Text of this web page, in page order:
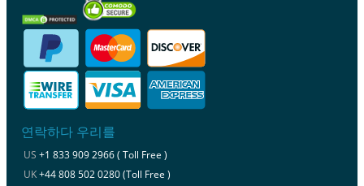
연락하다 우리를
US +1 833 909 2966 ( Toll Free )
UK+44 808 502 0280 (Toll Free )